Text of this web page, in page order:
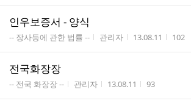
인우보증서 - 양식
게시판명
-- 장사등에 관한 법률 -- 작성자
관리자 작성시간
13.08.11 조회수
102
전국화장장
게시판명
-- 전국 화장장 -- 작성자
관리자 작성시간
13.08.11 조회수
93